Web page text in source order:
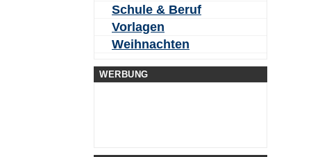
Schule & Beruf
Vorlagen
Weihnachten
WERBUNG